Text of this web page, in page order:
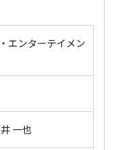
エンターテイメン
一也